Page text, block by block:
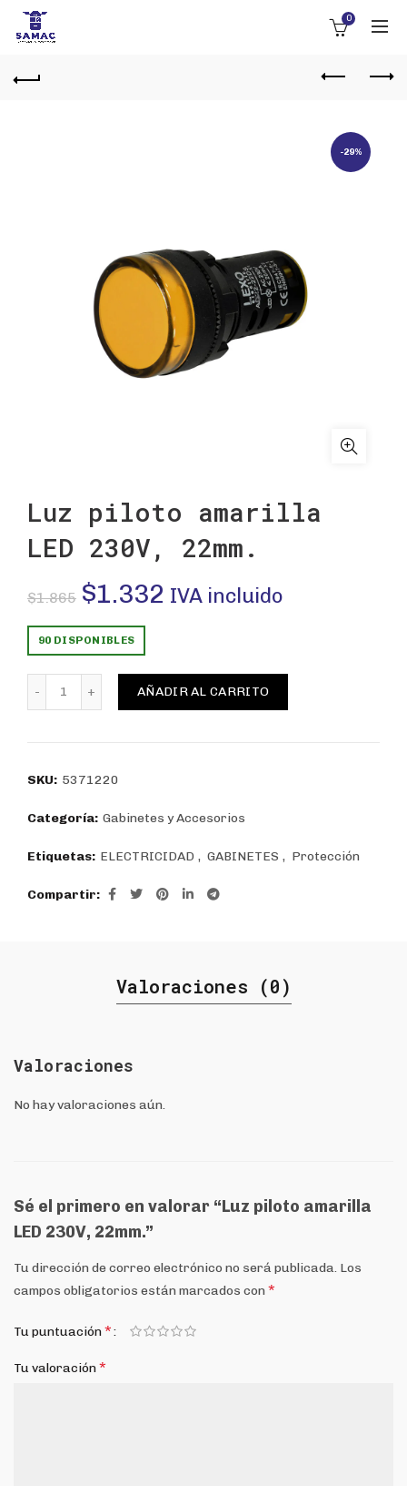
0
-29%
Luz piloto amarilla
LED 230V, 22mm.
$1.865 El
precio
original
era:
$1.332 El
actual
es:
IVA incluido
90 DISPONIBLES
Luz piloto amarilla LED 230V, 22mm. cantidad
AÑADIR AL CARRITO
SKU: 5371220
Categoría: Gabinetes y Accesorios
Etiquetas: ELECTRICIDAD , GABINETES , Protección
Compartir
Valoraciones (0)
Valoraciones
No hay valoraciones aún.
Sé el primero en valorar “Luz piloto amarilla
LED 230V, 22mm.”
Tu dirección de correo electrónico no será publicada. Los
campos obligatorios están marcados con *
Tu puntuación*
Tu valoración*